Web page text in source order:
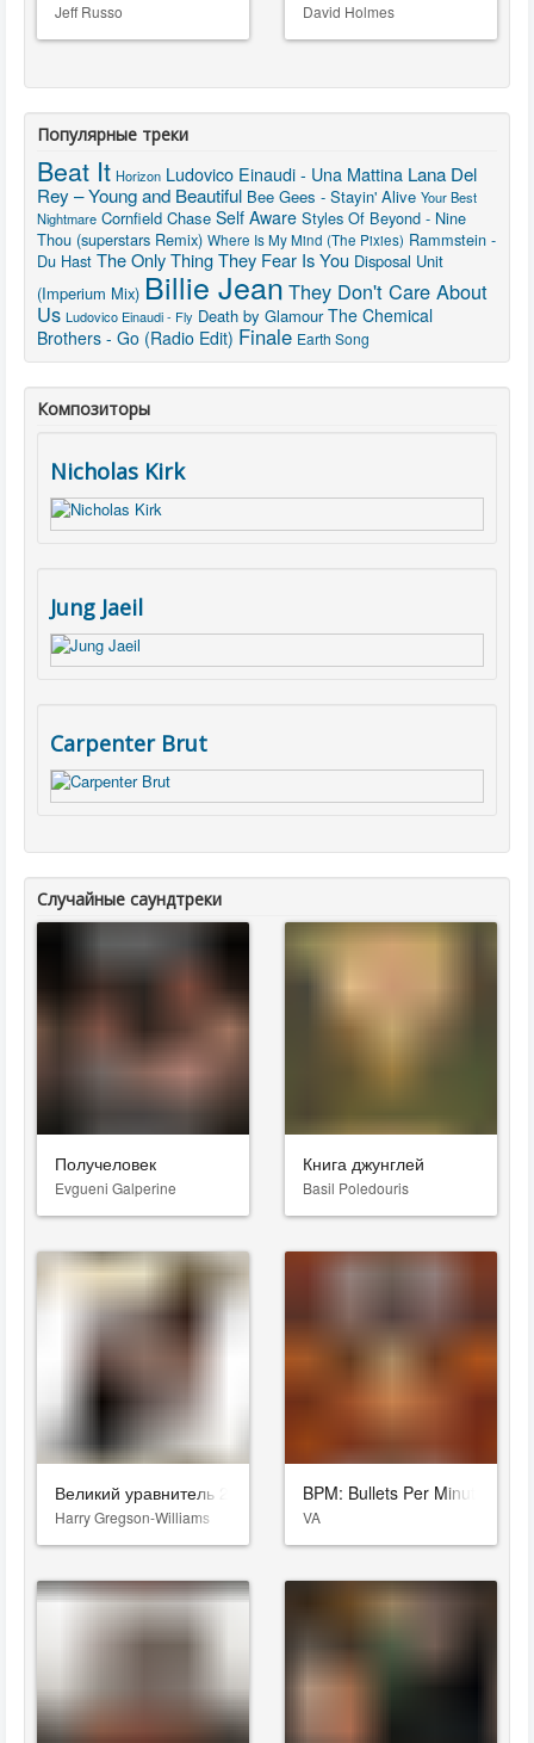
Jeff Russo David Holmes
Популярные треки
Beat It Horizon Ludovico Einaudi - Una Mattina Lana Del
Rey – Young and Beautiful Bee Gees - Stayin' Alive Your Best
Nightmare Cornfield Chase Self Aware Styles Of Beyond - Nine
Thou (superstars Remix) Where Is My Mind (The Pixies) Rammstein -
Du Hast The Only Thing They Fear Is You Disposal Unit
(Imperium Mix) Billie Jean They Don't Care About
Us Ludovico Einaudi - Fly Death by Glamour The Chemical
Brothers - Go (Radio Edit) Finale Earth Song
Композиторы
Nicholas Kirk
Jung Jaeil
Carpenter Brut
Случайные саундтреки
Получеловек
Evgueni Galperine
Книга джунглей
Basil Poledouris
Великий уравнитель 2
Harry Gregson-Williams
BPM: Bullets Per Minute
VA